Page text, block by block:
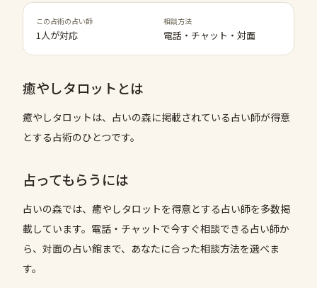
この占術の占い師
1人が対応
相談方法
電話・チャット・対面
癒やしタロット とは
癒やしタロットは、占いの森に掲載されている占い師が得意
とする占術のひとつです。
占ってもらうには
占いの森では、 癒やしタロットを得意とする占い師を多数掲
載しています。電話・チャットで今すぐ相談できる占い師か
ら、対面の占い館まで、あなたに合った相談方法を選べま
す。